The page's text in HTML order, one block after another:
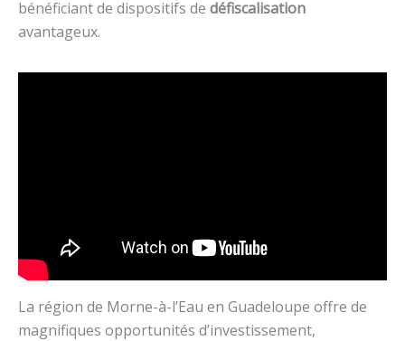
bénéficiant de dispositifs de défiscalisation
avantageux.
La région de Morne-à-l’Eau en Guadeloupe offre de
magnifiques opportunités d’investissement,